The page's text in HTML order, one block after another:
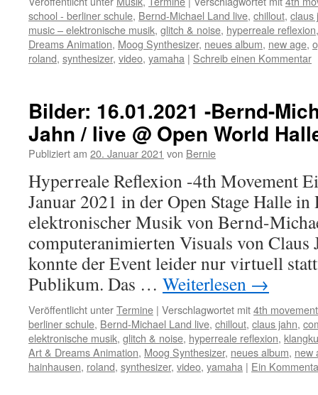
school - berliner schule, Bernd-Michael Land live, chillout, claus
music – elektronische musik, glitch & noise, hyperreale reflexion
Dreams Animation, Moog Synthesizer, neues album, new age,
roland, synthesizer, video, yamaha | Schreib einen Kommentar
Bilder: 16.01.2021 -Bernd-
Jahn / live @ Open World
Publiziert am 20. Januar 2021 von Bernie
Hyperreale Reflexion -4th Movement
Januar 2021 in der Open Stage Halle in
elektronischer Musik von Bernd-
computeranimierten Visuals von Claus
konnte der Event leider nur virtuell
Publikum. Das … Weiterlesen →
Veröffentlicht unterTermine | Verschlagwortet mit4th movement
berliner schule, Bernd-Michael Land live, chillout, claus jahn,
elektronische musik, glitch & noise, hyperreale reflexion,
Art & Dreams Animation, Moog Synthesizer, neues album, new
hainhausen, roland, synthesizer, video, yamaha | Ein